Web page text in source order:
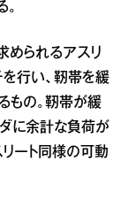
められるアスリ
を行い、靭帯を緩
もの。靭帯が緩
に余計な負荷が
リート同様の可動